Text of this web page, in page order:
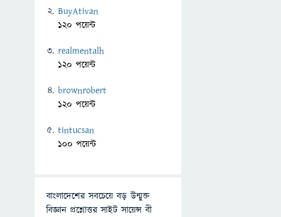
BuyAtivan
120 পয়েন্ট
realmentalh
120 পয়েন্ট
brownrobert
120 পয়েন্ট
tintucsan
100 পয়েন্ট
বাংলাদেশের সবচেয়ে বড় উন্মুক্ত
বিজ্ঞান প্রশ্নোত্তর সাইট সায়েন্স বী